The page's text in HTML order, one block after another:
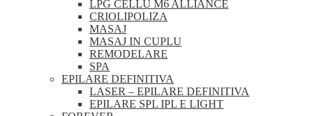
LPG CELLU M6 ALLIANCE
CRIOLIPOLIZA
MASAJ
MASAJ IN CUPLU
REMODELARE
SPA
EPILARE DEFINITIVA
LASER – EPILARE DEFINITIVA
EPILARE SPL IPL E LIGHT